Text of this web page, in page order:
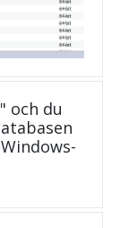
och du